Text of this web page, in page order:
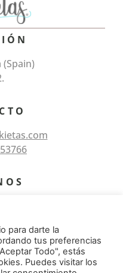
(Spain)
para darte la
tus preferencias
Todo", estás
Puedes visitar los